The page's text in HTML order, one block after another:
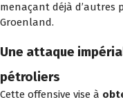
menaçant déjà d’autres
Groenland.
Une attaque
pétroliers
Cette offensive vise à